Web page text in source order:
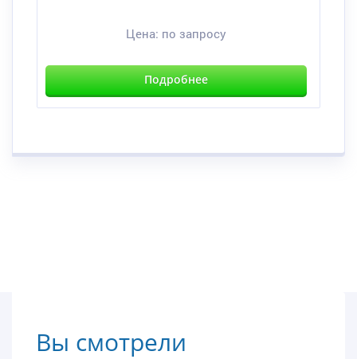
Цена: по запросу
Подробнее
Вы смотрели